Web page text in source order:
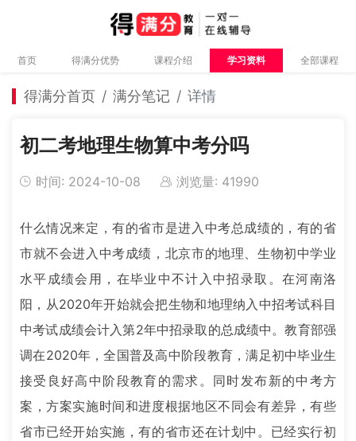
首页 得满分优势 课程介绍 学习资料 全部课程
得满分首页 满分笔记 详情
初二考地理生物算中考分吗
时间: 2024-10-08 浏览量: 41990
什么情况来定，有的省市是进入中考总成绩的，有的省
市就不会进入中考成绩，北京市的地理、生物初中学业
水平成绩会用，在毕业中不计入中招录取。在河南洛
阳，从2020年开始就会把生物和地理纳入中招考试科目
中考试成绩会计入第2年中招录取的总成绩中。教育部强
调在2020年，全国普及高中阶段教育，满足初中毕业生
接受良好高中阶段教育的需求。同时发布新的中考方
案，方案实施时间和进度根据地区不同会有差异，有些
省市已经开始实施，有的省市还在计划中。已经实行初